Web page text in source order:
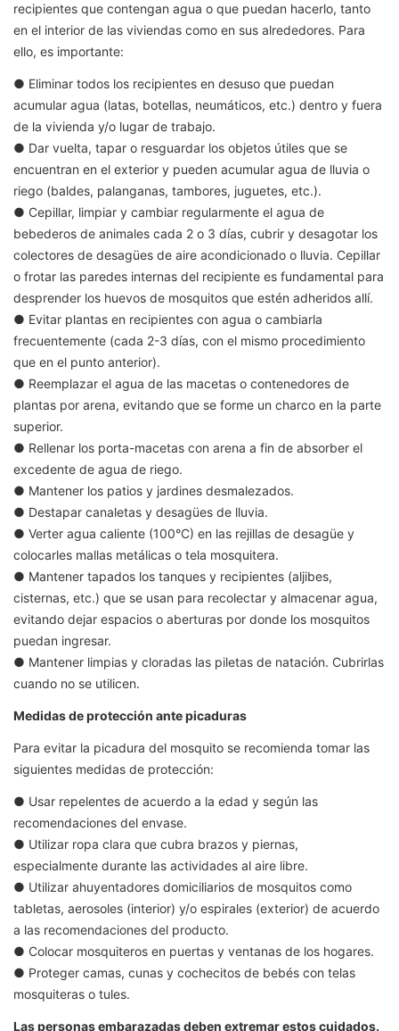
recipientes que contengan agua o que puedan hacerlo, tanto
en el interior de las viviendas como en sus alrededores. Para
ello, es importante:
● Eliminar todos los recipientes en desuso que puedan
acumular agua (latas, botellas, neumáticos, etc.) dentro y fuera
de la vivienda y/o lugar de trabajo.
● Dar vuelta, tapar o resguardar los objetos útiles que se
encuentran en el exterior y pueden acumular agua de lluvia o
riego (baldes, palanganas, tambores, juguetes, etc.).
● Cepillar, limpiar y cambiar regularmente el agua de
bebederos de animales cada 2 o 3 días, cubrir y desagotar los
colectores de desagües de aire acondicionado o lluvia. Cepillar
o frotar las paredes internas del recipiente es fundamental para
desprender los huevos de mosquitos que estén adheridos allí.
● Evitar plantas en recipientes con agua o cambiarla
frecuentemente (cada 2-3 días, con el mismo procedimiento
que en el punto anterior).
● Reemplazar el agua de las macetas o contenedores de
plantas por arena, evitando que se forme un charco en la parte
superior.
● Rellenar los porta-macetas con arena a fin de absorber el
excedente de agua de riego.
● Mantener los patios y jardines desmalezados.
● Destapar canaletas y desagües de lluvia.
● Verter agua caliente (100°C) en las rejillas de desagüe y
colocarles mallas metálicas o tela mosquitera.
● Mantener tapados los tanques y recipientes (aljibes,
cisternas, etc.) que se usan para recolectar y almacenar agua,
evitando dejar espacios o aberturas por donde los mosquitos
puedan ingresar.
● Mantener limpias y cloradas las piletas de natación. Cubrirlas
cuando no se utilicen.
Medidas de protección ante picaduras
Para evitar la picadura del mosquito se recomienda tomar las
siguientes medidas de protección:
● Usar repelentes de acuerdo a la edad y según las
recomendaciones del envase.
● Utilizar ropa clara que cubra brazos y piernas,
especialmente durante las actividades al aire libre.
● Utilizar ahuyentadores domiciliarios de mosquitos como
tabletas, aerosoles (interior) y/o espirales (exterior) de acuerdo
a las recomendaciones del producto.
● Colocar mosquiteros en puertas y ventanas de los hogares.
● Proteger camas, cunas y cochecitos de bebés con telas
mosquiteras o tules.
Las personas embarazadas deben extremar estos cuidados.